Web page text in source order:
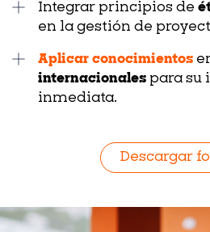
Integrar principios de
en la gestión de
Aplicar conocimientos
internacionales para su
inmediata.
Descargar